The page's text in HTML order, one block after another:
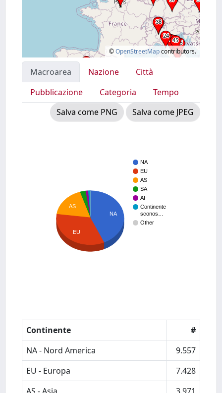
©OpenStreetMapcontributors.
Macroarea Nazione
Città
Pubblicazione
Categoria
Tempo
Salva come PNG
Salva come JPEG
NA
EU
AS
SA
AF
Continente
sconos…
Other
NA
AS
EU
Continente
#
NA - Nord America
9.557
EU - Europa
7.428